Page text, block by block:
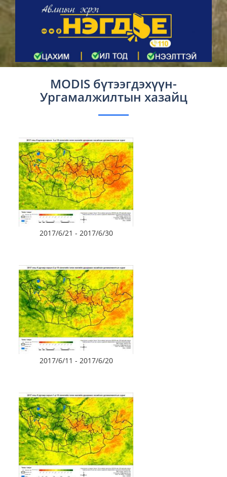
MODIS бүтээгдэхүүн-
Ургамалжилтын хазайц
2017/6/21 - 2017/6/30
2017/6/11 - 2017/6/20